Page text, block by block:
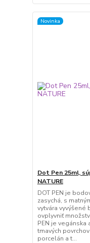
Novinka
Dot Pen 25ml,
NATURE
DOT PEN je
zasychá, s
vytvára vyvýšené
ovplyvniť
PEN je vegánska
tmavých
porcelán a t...